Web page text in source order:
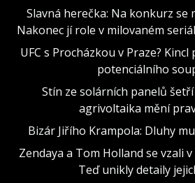
Slavná herečka: Na konkurz se
Nakonec jí role v milovaném
UFC s Procházkou v Praze?
potenciálního
Stín ze solárních panelů
agrivoltaika mění
Bizár Jiřího Krampola: Dluhy
Zendaya a Tom Holland se vzali
Teď unikly detaily